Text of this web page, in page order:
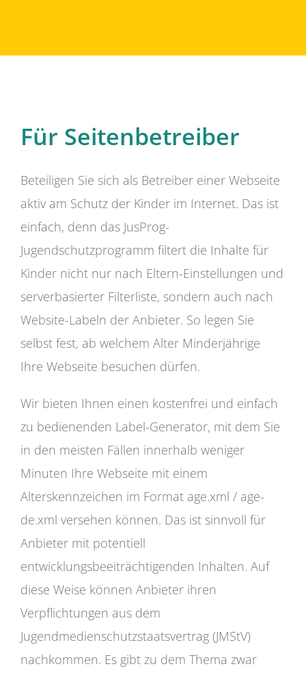
Für Seitenbetreiber
Beteiligen Sie sich als Betreiber einer Webseite
aktiv am Schutz der Kinder im Internet. Das ist
einfach, denn das JusProg-
Jugendschutzprogramm filtert die Inhalte für
Kinder nicht nur nach Eltern-Einstellungen und
serverbasierter Filterliste, sondern auch nach
Website-Labeln der Anbieter. So legen Sie
selbst fest, ab welchem Alter Minderjährige
Ihre Webseite besuchen dürfen.
Wir bieten Ihnen einen kostenfrei und einfach
zu bedienenden Label-Generator, mit dem Sie
in den meisten Fällen innerhalb weniger
Minuten Ihre Webseite mit einem
Alterskennzeichen im Format age.xml / age-
de.xml versehen können. Das ist sinnvoll für
Anbieter mit potentiell
entwicklungsbeeiträchtigenden Inhalten. Auf
diese Weise können Anbieter ihren
Verpflichtungen aus dem
Jugendmedienschutzstaatsvertrag (JMStV)
nachkommen. Es gibt zu dem Thema zwar